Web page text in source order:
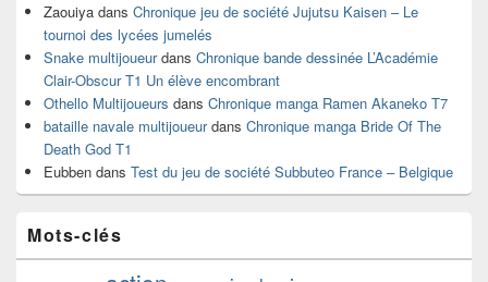
Zaouiya dans Chronique jeu de société Jujutsu Kaisen – Le
tournoi des lycées jumelés
Snake multijoueurdans Chronique bande dessinée L’Académie
Clair-Obscur T1 Un élève encombrant
Othello Multijoueurs dans Chronique manga Ramen Akaneko T7
bataille navale multijoueurdans Chronique manga Bride Of The
Death God T1
Eubben dans Test du jeu de société Subbuteo France – Belgique
Mots-clés